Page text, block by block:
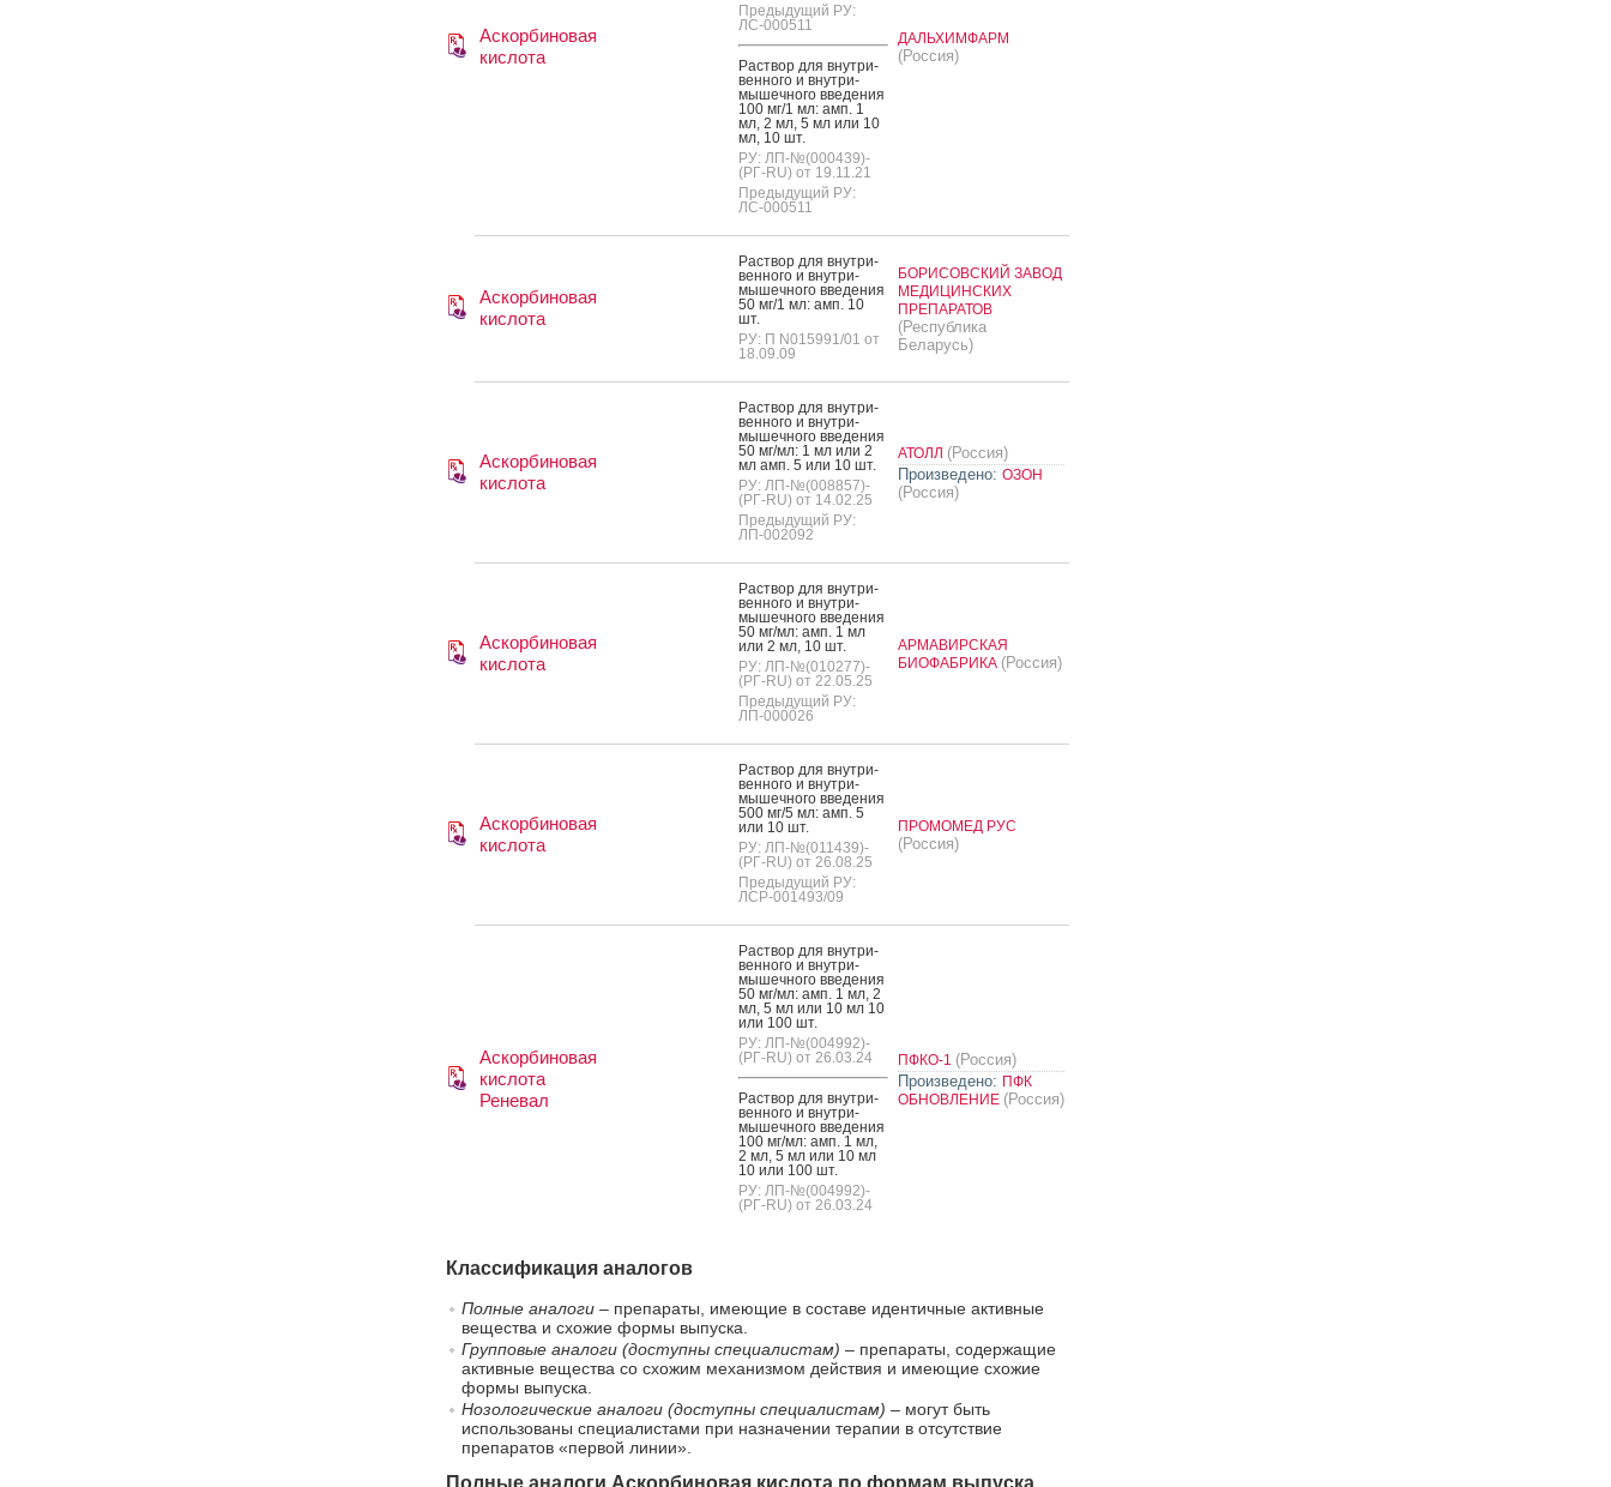
Аскорбиновая
кислота
Предыдущий РУ:
ЛС-000511
Рас­твор для внут­ри­
вен­но­го и внут­ри­
мышеч­но­го вве­дения
100 мг/1 мл: амп. 1
мл, 2 мл, 5 мл или 10
мл, 10 шт.
РУ: ЛП-№(000439)-
(РГ-RU) от 19.11.21
Предыдущий РУ:
ЛС-000511
ДАЛЬХИМФАРМ
(Россия)
Аскорбиновая
кислота
Рас­твор для внут­ри­
вен­но­го и внут­ри­
мышеч­но­го вве­дения
50 мг/1 мл: амп. 10
шт.
РУ: П N015991/01 от
18.09.09
БОРИСОВСКИЙ ЗАВОД
МЕДИЦИНСКИХ
ПРЕПАРАТОВ
(Республика
Беларусь)
Аскорбиновая
кислота
Рас­твор для внут­ри­
вен­но­го и внут­ри­
мышеч­но­го вве­дения
50 мг/мл: 1 мл или 2
мл амп. 5 или 10 шт.
РУ: ЛП-№(008857)-
(РГ-RU) от 14.02.25
Предыдущий РУ:
ЛП-002092
АТОЛЛ (Россия)
Произведено: ОЗОН
(Россия)
Аскорбиновая
кислота
Рас­твор для внут­ри­
вен­но­го и внут­ри­
мышеч­но­го вве­дения
50 мг/мл: амп. 1 мл
или 2 мл, 10 шт.
РУ: ЛП-№(010277)-
(РГ-RU) от 22.05.25
Предыдущий РУ:
ЛП-000026
АРМАВИРСКАЯ
БИОФАБРИКА (Россия)
Аскорбиновая
кислота
Рас­твор для внут­ри­
вен­но­го и внут­ри­
мышеч­но­го вве­дения
500 мг/5 мл: амп. 5
или 10 шт.
РУ: ЛП-№(011439)-
(РГ-RU) от 26.08.25
Предыдущий РУ:
ЛСР-001493/09
ПРОМОМЕД РУС
(Россия)
Аскорбиновая
кислота
Реневал
Рас­твор для внут­ри­
вен­но­го и внут­ри­
мышеч­но­го вве­дения
50 мг/мл: амп. 1 мл, 2
мл, 5 мл или 10 мл 10
или 100 шт.
РУ: ЛП-№(004992)-
(РГ-RU) от 26.03.24
Рас­твор для внут­ри­
вен­но­го и внут­ри­
мышеч­но­го вве­дения
100 мг/мл: амп. 1 мл,
2 мл, 5 мл или 10 мл
10 или 100 шт.
РУ: ЛП-№(004992)-
(РГ-RU) от 26.03.24
ПФКО-1 (Россия)
Произведено: ПФК
ОБНОВЛЕНИЕ (Россия)
Классификация аналогов
Полные аналоги– препараты, имеющие в составе идентичные активные
вещества и схожие формы выпуска.
Групповые аналоги (доступны специалистам) – препараты, содержащие
активные вещества со схожим механизмом действия и имеющие схожие
формы выпуска.
Нозологические аналоги (доступны специалистам) – могут быть
использованы специалистами при назначении терапии в отсутствие
препаратов «первой линии».